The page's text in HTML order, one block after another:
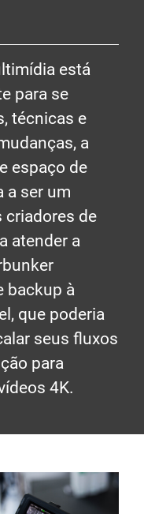
está
para se
técnicas e
a
espaço de
a ser um
criadores de
atender a
backup à
que poderia
seus fluxos
para
4K.